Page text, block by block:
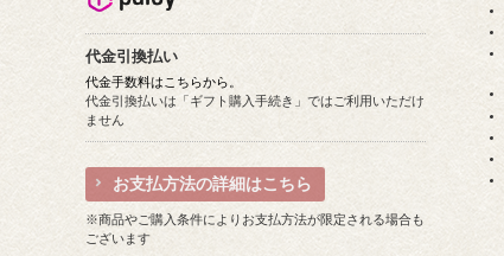
代金引換払い
代金手数料はこちらから。
代金引換払いは「ギフト購入手続き」ではご利用いただけ
ません
お支払方法の詳細はこちら
※商品やご購入条件によりお支払方法が限定される場合も
ございます